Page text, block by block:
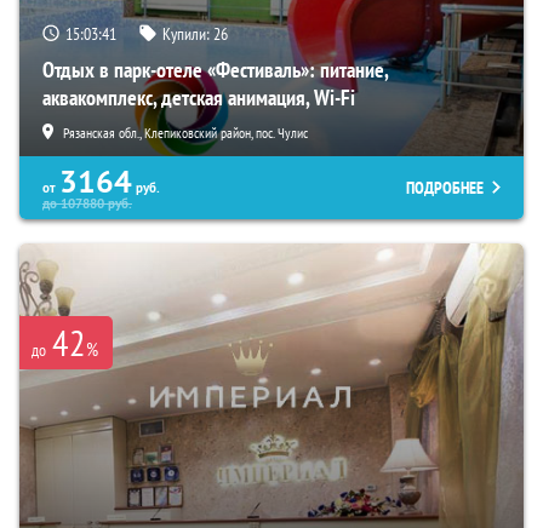
15:03:40 Купили:26
Отдых в парк-отеле «Фестиваль»: питание,
аквакомплекс, детская анимация, Wi-Fi
Рязанская обл., Клепиковский район, пос. Чулис
от 3164 руб.
до107880руб.
ПОДРОБНЕЕ
до 42%